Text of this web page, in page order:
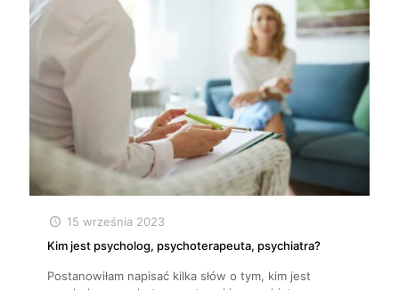
15 września 2023
Kim jest psycholog, psychoterapeuta, psychiatra?
Postanowiłam napisać kilka słów o tym, kim jest